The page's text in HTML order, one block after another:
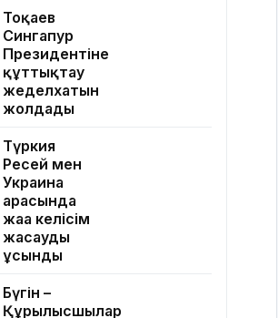
Тоқаев
Сингапур
Президентіне
құттықтау
жеделхатын
жолдады
Түркия
Ресей мен
Украина
арасында
жаңа келісім
жасауды
ұсынды
Бүгін –
Құрылысшылар